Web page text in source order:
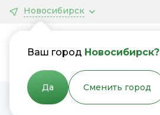
Новосибирск
Ваш город Новосибирск?
Да Сменить город
Грядки & Клумбы